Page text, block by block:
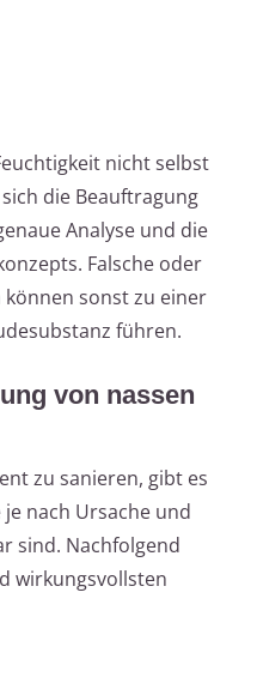
nicht selbst
die Beauftragung
Analyse und die
Falsche oder
sonst zu einer
führen.
von nassen
zu sanieren, gibt es
nach Ursache und
sind. Nachfolgend
wirkungsvollsten